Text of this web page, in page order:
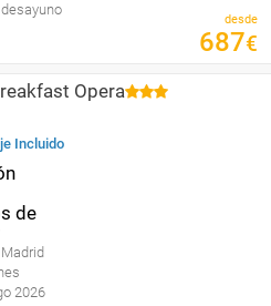
desde
687€
Opera
Incluido
2026